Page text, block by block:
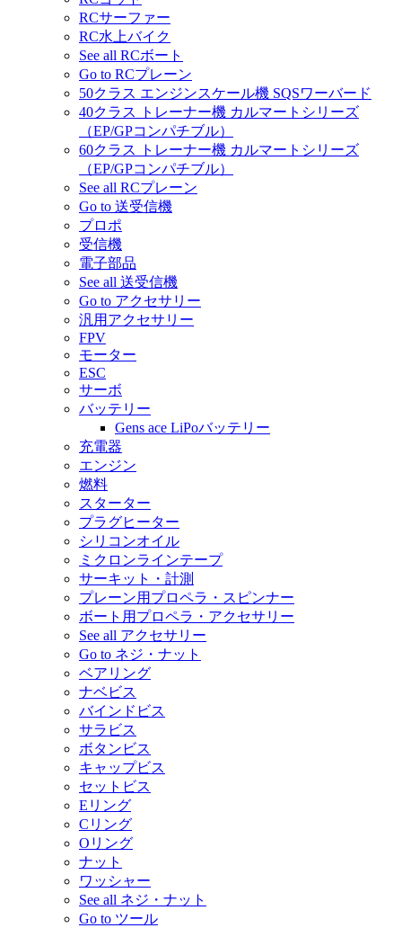
RCサーファー
RC水上バイク
See all RCボート
Go to RCプレーン
50クラス エンジンスケール機 SQSワーバード
40クラス トレーナー機 カルマートシリーズ
（EP/GPコンパチブル）
60クラス トレーナー機 カルマートシリーズ
（EP/GPコンパチブル）
See all RCプレーン
Go to 送受信機
プロポ
受信機
電子部品
See all 送受信機
Go to アクセサリー
汎用アクセサリー
FPV
モーター
ESC
サーボ
バッテリー
Gens ace LiPoバッテリー
充電器
エンジン
燃料
スターター
プラグヒーター
シリコンオイル
ミクロンラインテープ
サーキット・計測
プレーン用プロペラ・スピンナー
ボート用プロペラ・アクセサリー
See all アクセサリー
Go to ネジ・ナット
ベアリング
ナベビス
バインドビス
サラビス
ボタンビス
キャップビス
セットビス
Eリング
Cリング
Oリング
ナット
ワッシャー
See all ネジ・ナット
Go to ツール